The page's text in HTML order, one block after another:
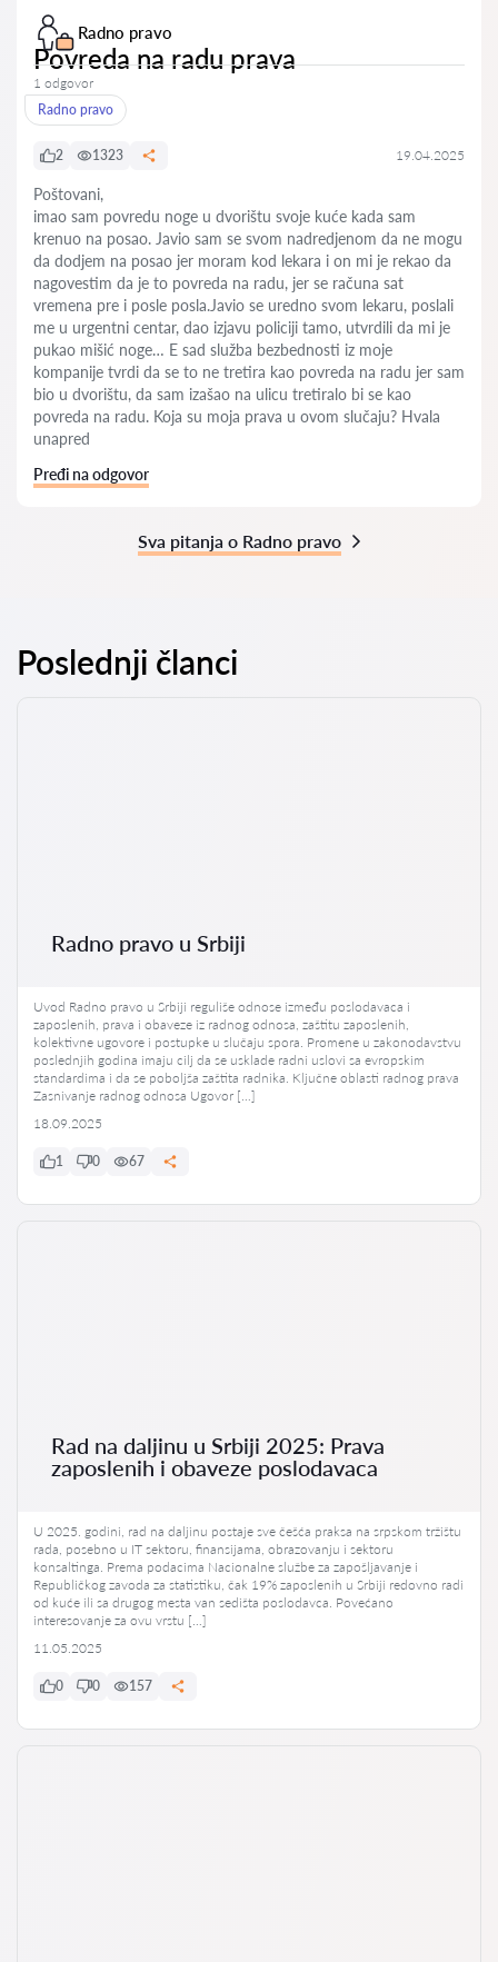
Radno pravo
Povreda na radu prava
1 odgovor
Radno pravo
2 1323 19.04.2025
Poštovani,
imao sam povredu noge u dvorištu svoje kuće kada sam
krenuo na posao. Javio sam se svom nadredjenom da ne mogu
da dodjem na posao jer moram kod lekara i on mi je rekao da
nagovestim da je to povreda na radu, jer se računa sat
vremena pre i posle posla.Javio se uredno svom lekaru, poslali
me u urgentni centar, dao izjavu policiji tamo, utvrdili da mi je
pukao mišić noge… E sad služba bezbednosti iz moje
kompanije tvrdi da se to ne tretira kao povreda na radu jer sam
bio u dvorištu, da sam izašao na ulicu tretiralo bi se kao
povreda na radu. Koja su moja prava u ovom slučaju? Hvala
unapred
Pređi na odgovor
Sva pitanja o Radno pravo
Poslednji članci
Radno pravo u Srbiji
Uvod Radno pravo u Srbiji reguliše odnose između poslodavaca i
zaposlenih, prava i obaveze iz radnog odnosa, zaštitu zaposlenih,
kolektivne ugovore i postupke u slučaju spora. Promene u zakonodavstvu
poslednjih godina imaju cilj da se usklade radni uslovi sa evropskim
standardima i da se poboljša zaštita radnika. Ključne oblasti radnog prava
Zasnivanje radnog odnosa Ugovor […]
18.09.2025
1 0 67
Rad na daljinu u Srbiji 2025: Prava
zaposlenih i obaveze poslodavaca
U 2025. godini, rad na daljinu postaje sve češća praksa na srpskom tržištu
rada, posebno u IT sektoru, finansijama, obrazovanju i sektoru
konsaltinga. Prema podacima Nacionalne službe za zapošljavanje i
Republičkog zavoda za statistiku, čak 19% zaposlenih u Srbiji redovno radi
od kuće ili sa drugog mesta van sedišta poslodavca. Povećano
interesovanje za ovu vrstu […]
11.05.2025
0 0 157